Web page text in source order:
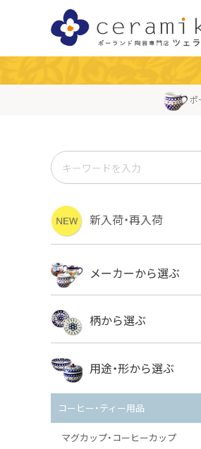
ポ
新入荷・再入荷
メーカーから選ぶ
ボレス
VENA
ミレナ
柄から選ぶ
ボレス
用途・形から選ぶ
コーヒー・ティー用品
マグカップ・コーヒーカップ